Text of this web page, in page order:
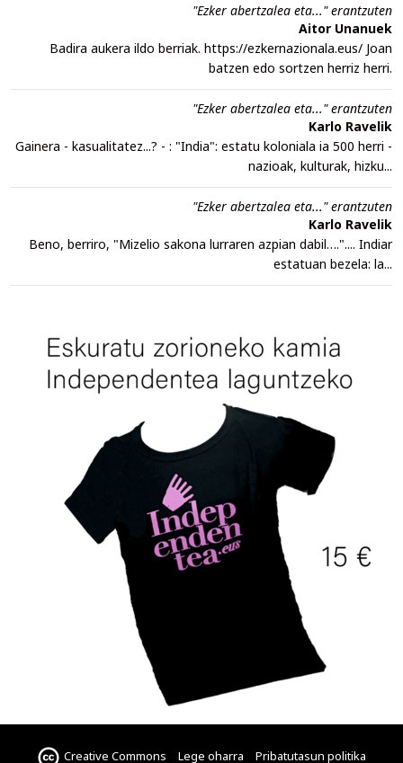
"Ezker abertzalea eta..." erantzuten
Aitor Unanuek
Badira aukera ildo berriak. https://ezkernazionala.eus/ Joan
batzen edo sortzen herriz herri.
"Ezker abertzalea eta..." erantzuten
Karlo Ravelik
Gainera - kasualitatez...? - : "India": estatu koloniala ia 500 herri -
nazioak, kulturak, hizku...
"Ezker abertzalea eta..." erantzuten
Karlo Ravelik
Beno, berriro, "Mizelio sakona lurraren azpian dabil….".... Indiar
estatuan bezela: la...
Creative Commons Lege oharra Pribatutasun politika